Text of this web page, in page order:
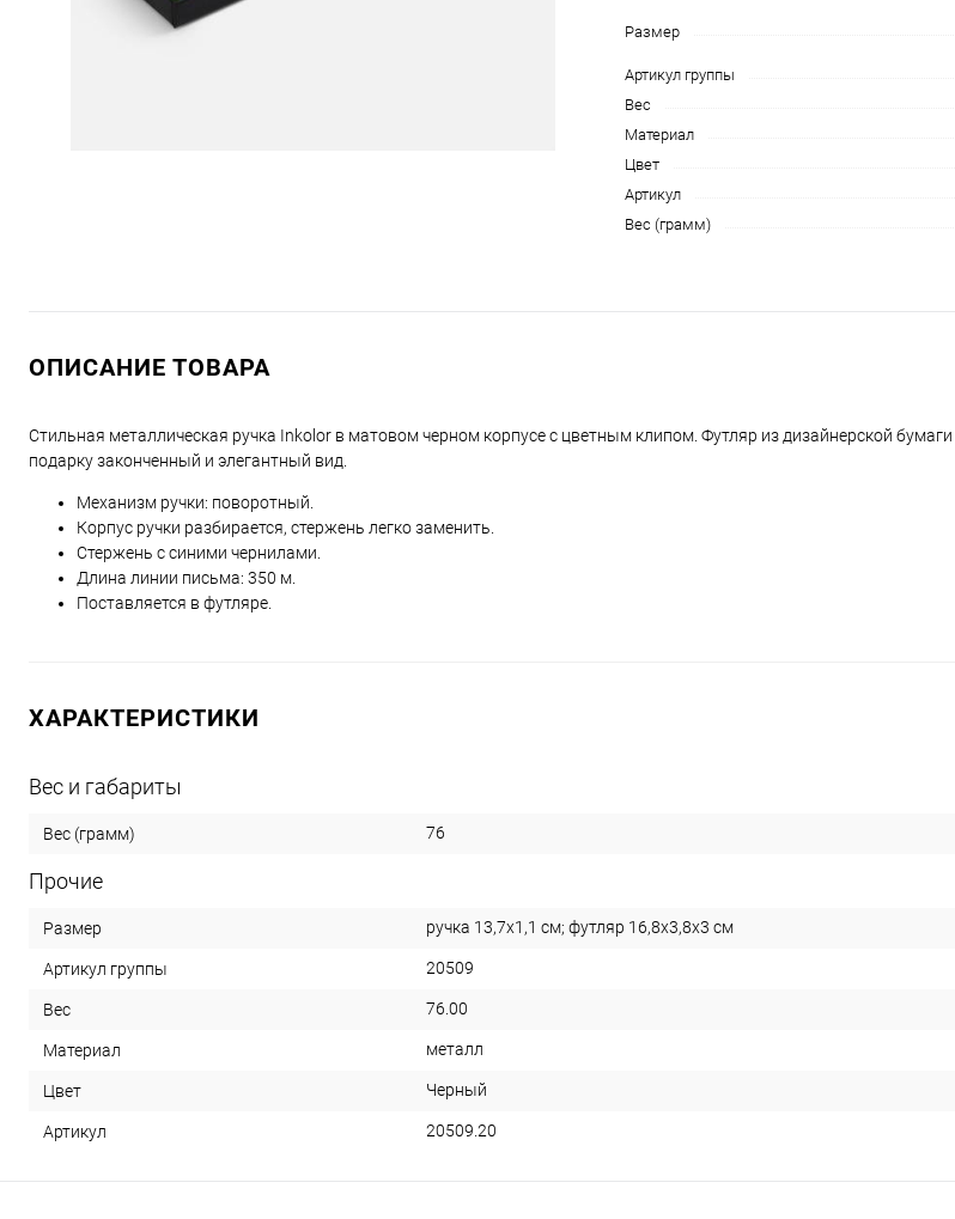
Размер
Артикул группы
Вес
Материал
Цвет
Артикул
Вес (грамм)
ОПИСАНИЕ ТОВАРА
Стильная металлическая ручка Inkolor в матовом черном корпусе с цветным клипом. Футляр из дизайнерской
подарку законченный и элегантный вид.
Механизм ручки: поворотный.
Корпус ручки разбирается, стержень легко заменить.
Стержень с синими чернилами.
Длина линии письма: 350 м.
Поставляется в футляре.
ХАРАКТЕРИСТИКИ
Вес и габариты
Вес (грамм) 76
Прочие
Размер ручка 13,7х1,1 см; футляр 16,8х3,8х3 см
Артикул группы 20509
Вес 76.00
Материал металл
Цвет Черный
Артикул 20509.20